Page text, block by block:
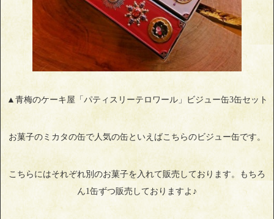
▲青梅のケーキ屋「パティスリーテロワール」ビジュー缶3缶セット
お菓子のミカタの缶で人気の缶といえばこちらのビジュー缶です。
こちらにはそれぞれ別のお菓子を入れて販売しております。もちろ
ん1缶ずつ販売しておりますよ♪